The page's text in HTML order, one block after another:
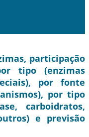
participação
tipo (enzimas
por fonte
por tipo
carboidratos,
e previsão